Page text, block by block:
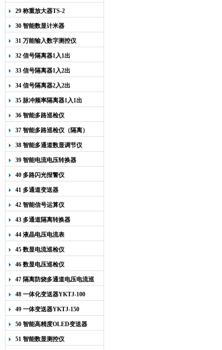
29 称重放大器TS-2
30 智能数显计米器
31 万能输入数字测控仪
32 信号隔离器1入1出
33 信号隔离器1入2出
34 信号隔离器2入2出
35 脉冲频率隔离器1入1出
36 智能多路巡检仪
37 智能多路巡检仪（隔离）
38 智能多通道数显调节仪
39 智能电流电压转换器
40 多路闪光报警仪
41 多通道变送器
42 智能信号运算仪
43 多通道隔离转换器
44 液晶电压电流表
45 数显电流巡检仪
46 数显电压巡检仪
47 隔离防烧多通道电压电流巡
检仪
48 一体化变送器YKTJ-100
49 一体变送器YKTJ-150
50 智能高精度OLED变送器
YK-218
51 智能数显测控仪